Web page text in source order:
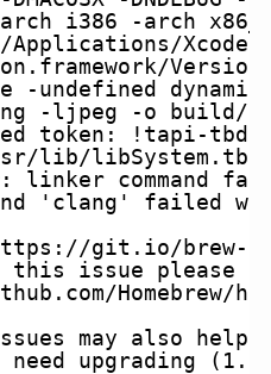
-arch i386 -arch
-undefined
-ljpeg -o build/
token: !tapi-tbd-
lib/
linker command
'clang' failed
https://git.io/brew-
issue please do
Homebrew/
may also help:
need upgrading